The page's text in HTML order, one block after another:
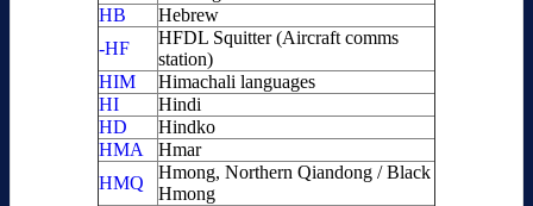
HB
Hebrew
-HF
HFDL Squitter (Aircraft comms
station)
HIM
Himachali languages
HI
Hindi
HD
Hindko
HMA
Hmar
HMQ
Hmong, Northern Qiandong / Black
Hmong